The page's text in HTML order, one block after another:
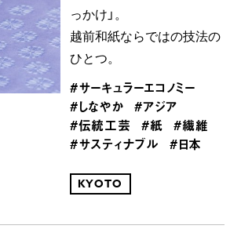
っかけ」。
越前和紙ならではの技法の
ひとつ。
#サーキュラーエコノミー
#しなやか #アジア
#伝統工芸
#紙
#繊維
#サスティナブル
#日本
KYOTO